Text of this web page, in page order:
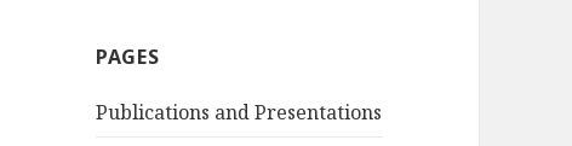
PAGES
Publications and Presentations